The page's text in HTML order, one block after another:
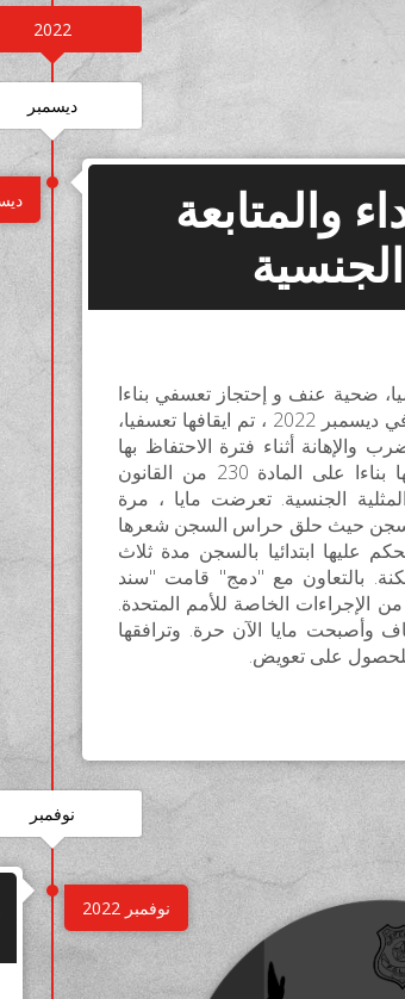
2022
دیسمبر
والمتابعة
ضحية عنف و إحتجاز تعسفي بناءا
على ميولاتها وهويتها الجنسية. في ديسمبر 2022 ، تم ايقافها تعسفيا،
أثناء فترة الاحتفاظ بها
قبل ثم تم تتبعها والحكم عليها بناءا على المادة 230 من القانون
الجنسية. تعرضت مايا ، مرة
حيث حلق حراس السجن شعرها
عليها ابتدائيا بالسجن مدة ثلاث
بالتعاون مع ''دمج'' قامت ''سند
الإجراءات الخاصة للأمم المتحدة.
وأصبحت مايا الآن حرة. وترافقها
على تعويض.
نوفمبر